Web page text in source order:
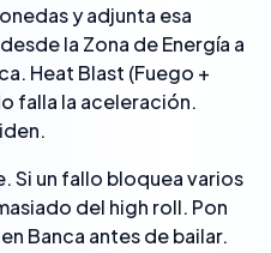
y adjunta esa
la Zona de Energía a
Heat Blast (Fuego +
falla la aceleración.
Si un fallo bloquea varios
del high roll. Pon
Banca antes de bailar.